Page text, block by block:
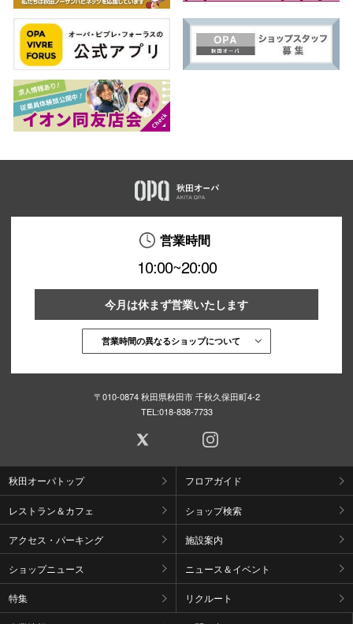
営業時間
10:00~20:00
今月は休まず営業いたします
営業時間の異なるショップについて
〒010-0874 秋田県秋田市 千秋久保田町4-2
TEL:018-838-7733
秋田オーパトップ フロアガイド
レストラン＆カフェ ショップ検索
アクセス・パーキング 施設案内
ショップニュース ニュース＆イベント
特集 リクルート